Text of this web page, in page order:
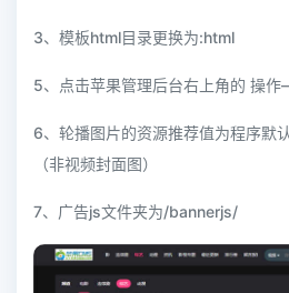
3、模板html目录更换为:html
5、点击苹果管理后台右上角的 操
6、轮播图片的资源推荐值为程序默
（非视频封面图）
7、广告js文件夹为/bannerjs/